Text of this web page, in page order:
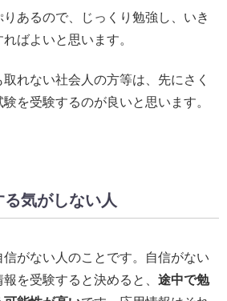
あるので、じっくり勉強し、いき
ばよいと思います。
れない社会人の方等は、先にさく
を受験するのが良いと思います。
気がしない人
信がない人のことです。自信がない
を受験すると決めると、 途中で勉